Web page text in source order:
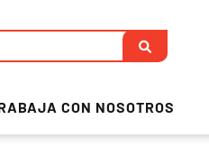
CON NOSOTROS